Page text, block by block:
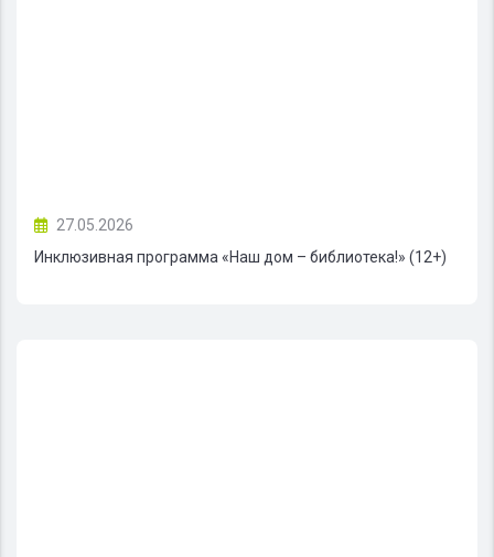
27.05.2026
Инклюзивная программа «Наш дом – библиотека!» (12+)